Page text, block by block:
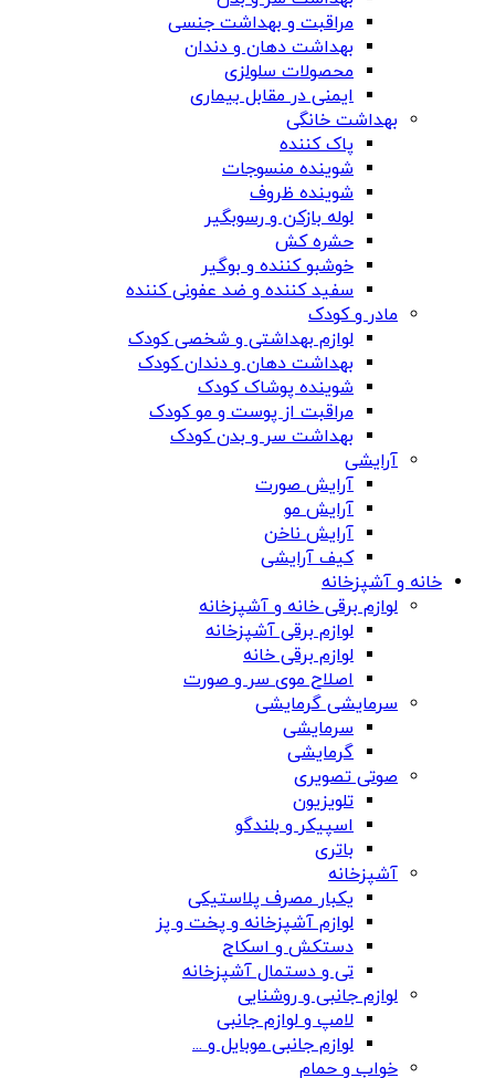
مراقبت و بهداشت جنسی
بهداشت دهان و دندان
محصولات سلولزی
ایمنی در مقابل بیماری
بهداشت خانگی
پاک کننده
شوینده منسوجات
شوینده ظروف
لوله بازکن و رسوبگیر
حشره کش
خوشبو کننده و بوگیر
سفید کننده و ضد عفونی کننده
مادر و کودک
لوازم بهداشتی و شخصی کودک
بهداشت دهان و دندان کودک
شوینده پوشاک کودک
مراقبت از پوست و مو کودک
بهداشت سر و بدن کودک
آرایشی
آرایش صورت
آرایش مو
آرایش ناخن
کیف آرایشی
خانه و آشپزخانه
لوازم برقی خانه و آشپزخانه
لوازم برقی آشپزخانه
لوازم برقی خانه
اصلاح موی سر و صورت
سرمایشی گرمایشی
سرمایشی
گرمایشی
صوتی تصویری
تلویزیون
اسپیکر و بلندگو
باتری
آشپزخانه
یکبار مصرف پلاستیکی
لوازم آشپزخانه و پخت و پز
دستکش و اسکاج
تی و دستمال آشپزخانه
لوازم جانبی و روشنایی
لامپ و لوازم جانبی
لوازم جانبی موبایل و ...
خواب و حمام